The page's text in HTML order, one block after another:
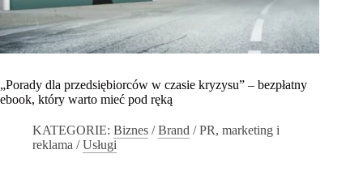
„Porady dla przedsiębiorców w czasie kryzysu” – bezpłatny
ebook, który warto mieć pod ręką
KATEGORIE: Biznes /Brand /PR, marketing i
reklama /Usługi